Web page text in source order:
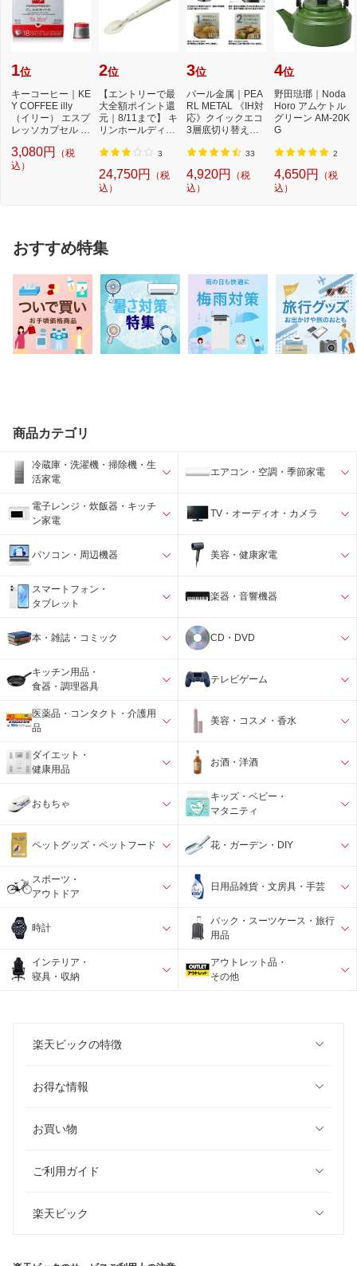
1位
キーコーヒー｜KE
Y COFFEE illy
（イリー） エスプ
レッソカプセル ミ
ト...
3,080円
（税
込）
2位
【エントリーで最
大全額ポイント還
元｜8/11まで】 キ
リンホールディン
3
24,750円
（税
込）
3位
パール金属｜PEA
RL METAL 《IH対
応》クイックエコ
3層底切り替え式
40...
33
4,920円
（税
込）
4位
野田琺瑯｜Noda
Horo アムケトル
グリーン AM-20K
G
2
4,650円
（税
込）
おすすめ特集
商品カテゴリ
冷蔵庫・洗濯機・掃除機・生
活家電
エアコン・空調・季節家電
電子レンジ・炊飯器・キッチ
ン家電
TV・オーディオ・カメラ
パソコン・周辺機器 美容・健康家電
スマートフォン・
タブレット
楽器・音響機器
本・雑誌・コミック CD・DVD
キッチン用品・
食器・調理器具
テレビゲーム
医薬品・コンタクト・介護用
品
美容・コスメ・香水
ダイエット・
健康用品
お酒・洋酒
おもちゃ
キッズ・ベビー・
マタニティ
ペットグッズ・ペットフード 花・ガーデン・DIY
スポーツ・
アウトドア
日用品雑貨・文房具・手芸
時計
バック・スーツケース・旅行
用品
インテリア・
寝具・収納
アウトレット品・
その他
楽天ビックの特徴
お得な情報
お買い物
ご利用ガイド
楽天ビック